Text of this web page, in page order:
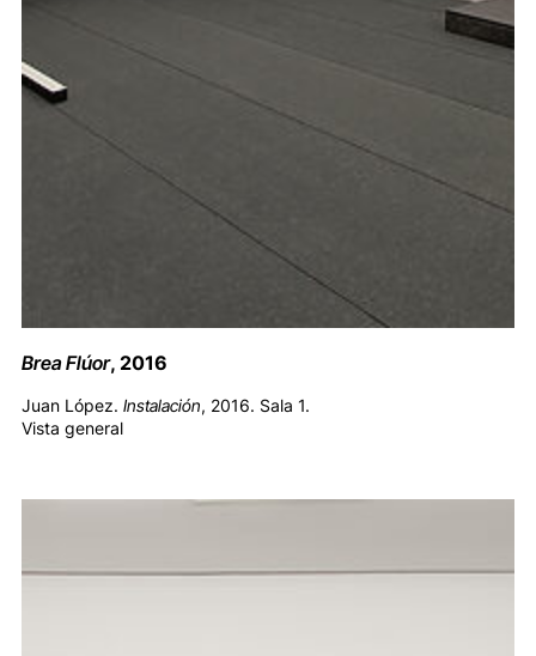
Brea Flúor, 2016
Juan López. Instalación, 2016. Sala 1.
Vista general